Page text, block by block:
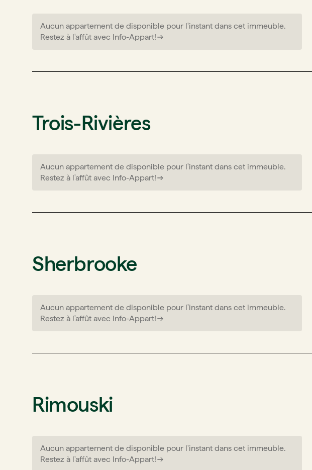
Aucun appartement de disponible pour l'instant dans cet immeuble.
Restez à l'affût avec Info-Appart!
Trois-Rivières
Aucun appartement de disponible pour l'instant dans cet immeuble.
Restez à l'affût avec Info-Appart!
Sherbrooke
Aucun appartement de disponible pour l'instant dans cet immeuble.
Restez à l'affût avec Info-Appart!
Rimouski
Aucun appartement de disponible pour l'instant dans cet immeuble.
Restez à l'affût avec Info-Appart!